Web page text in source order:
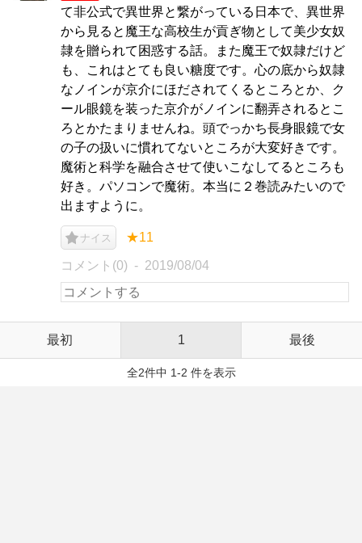
て非公式で異世界と繋がっている日本で、異世界
から見ると魔王な高校生が貢ぎ物として美少女奴
隷を贈られて困惑する話。また魔王で奴隷だけど
も、これはとても良い糖度です。心の底から奴隷
なノインが京介にほだされてくるところとか、ク
ール眼鏡を装った京介がノインに翻弄されるとこ
ろとかたまりませんね。頭でっかち長身眼鏡で女
の子の扱いに慣れてないところが大変好きです。
魔術と科学を融合させて使いこなしてるところも
好き。パソコンで魔術。本当に２巻読みたいので
出ますように。
ナイス ★11
コメント(0) 2019/08/04
最初 1 最後
全2件中 1-2 件を表示